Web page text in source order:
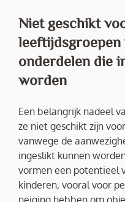
Niet geschikt
leeftijdsgroepen
onderdelen die
worden
Een belangrijk nadeel
ze niet geschikt zijn
vanwege de
ingeslikt kunnen
vormen een potentieel
kinderen, vooral voor
neiging hebben om